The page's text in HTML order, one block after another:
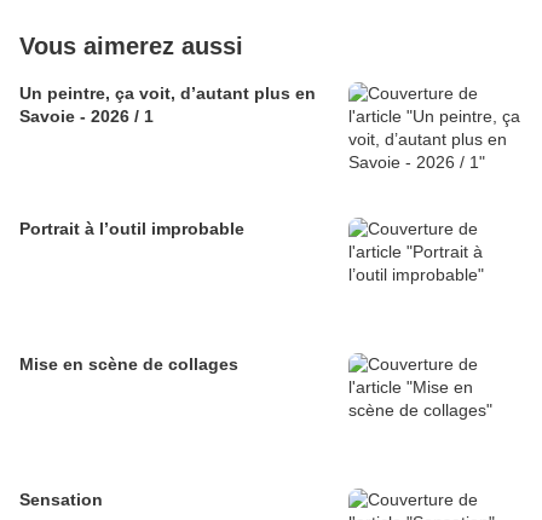
Vous aimerez aussi
Un peintre, ça voit, d’autant plus en
Savoie - 2026 / 1
Portrait à l’outil improbable
Mise en scène de collages
Sensation